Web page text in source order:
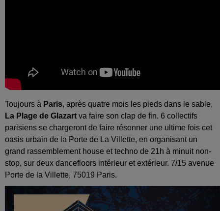
Toujours à Paris, après quatre mois les pieds dans le sable,
La Plage de Glazart va faire son clap de fin. 6 collectifs
parisiens se chargeront de faire résonner une ultime fois cet
oasis urbain de la Porte de La Villette, en organisant un
grand rassemblement house et techno de 21h à minuit non-
stop, sur deux dancefloors intérieur et extérieur. 7/15 avenue
Porte de la Villette, 75019 Paris.